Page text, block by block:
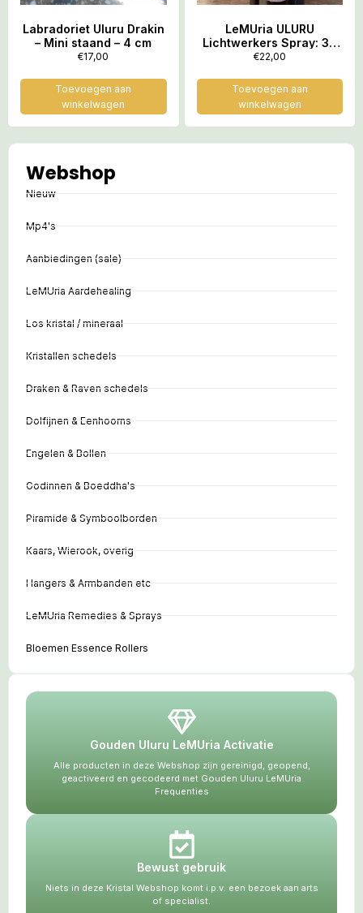
Webshop
Nieuw
Mp4's
Aanbiedingen (sale)
LeMUria Aardehealing
Los kristal / mineraal
Kristallen schedels
Draken & Raven schedels
Dolfijnen & Eenhoorns
Engelen & Bollen
Godinnen & Boeddha's
Piramide & Symboolborden
Kaars, Wierook, overig
Hangers & Armbanden etc
LeMUria Remedies & Sprays
Bloemen Essence Rollers
Gouden Uluru LeMUria Activatie
Alle producten in deze Webshop zijn gereinigd, geopend,
geactiveerd en gecodeerd met Gouden Uluru LeMUria
Frequenties
Bewust gebruik
Niets in deze Kristal Webshop komt i.p.v. een bezoek aan arts
of specialist.
Labradoriet Uluru Drakin
– Mini staand – 4 cm
€17,00
Toevoegen aan
winkelwagen
LeMUria ULURU
Lichtwerkers Spray: 30
ml, incl. MP3
€22,00
Toevoegen aan
winkelwagen